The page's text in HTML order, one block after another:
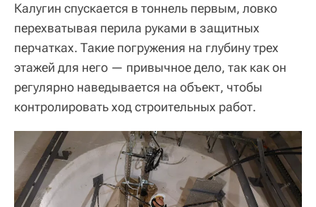
Калугин спускается в тоннель первым, ловко
перехватывая перила руками в защитных
перчатках. Такие погружения на глубину трех
этажей для него — привычное дело, так как он
регулярно наведывается на объект, чтобы
контролировать ход строительных работ.